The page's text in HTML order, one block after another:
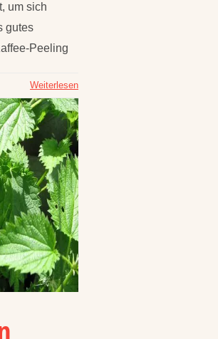
um sich
gutes
Peeling
Weiterlesen